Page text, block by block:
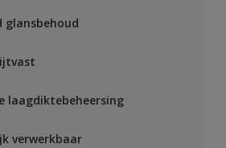
glansbehoud
laagdiktebeheersing
verwerkbaar